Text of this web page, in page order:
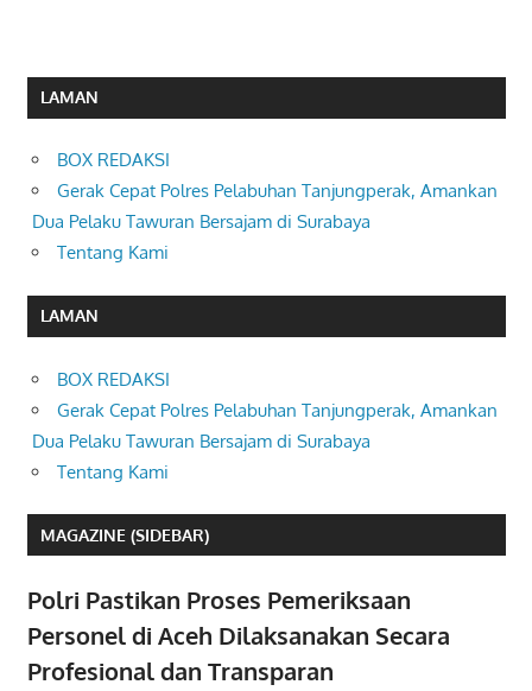
LAMAN
BOX REDAKSI
Gerak Cepat Polres Pelabuhan Tanjungperak, Amankan
Dua Pelaku Tawuran Bersajam di Surabaya
Tentang Kami
LAMAN
BOX REDAKSI
Gerak Cepat Polres Pelabuhan Tanjungperak, Amankan
Dua Pelaku Tawuran Bersajam di Surabaya
Tentang Kami
MAGAZINE (SIDEBAR)
Polri Pastikan Proses Pemeriksaan
Personel di Aceh Dilaksanakan Secara
Profesional dan Transparan